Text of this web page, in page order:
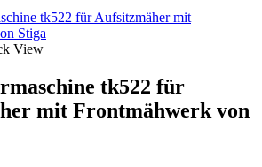
View
tk522 für
mit Frontmähwerk von